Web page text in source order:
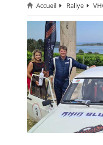
CIRCUIT
RALLYE
MONTAGNE
EVÈNEMENTS
CALENDRIER
FOCUS
Accueil Rallye